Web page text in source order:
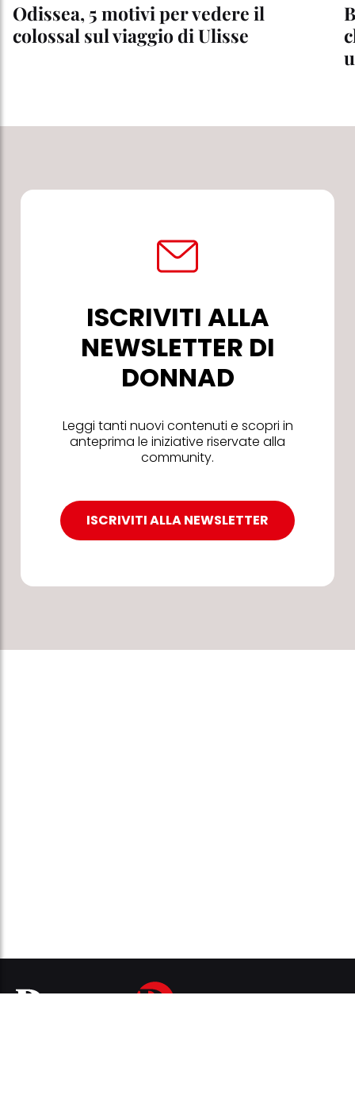
Odissea, 5 motivi per vedere il
colossal sul viaggio di Ulisse
ISCRIVITI ALLA
NEWSLETTER DI
DONNAD
Leggi tanti nuovi contenuti e scopri in
anteprima le iniziative riservate alla
community.
ISCRIVITI ALLA NEWSLETTER